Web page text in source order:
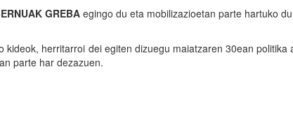
GREBA egingo du eta mobilizazioetan parte hartuko
kideok, herritarroi dei egiten dizuegu maiatzaren 30ean
parte har dezazuen.